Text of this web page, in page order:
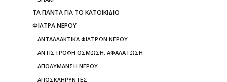
ΤΑ ΠΑΝΤΑ ΓΙΑ ΤΟ ΚΑΤΟΙΚΙΔΙΟ
ΦΙΛΤΡΑ ΝΕΡΟΥ
ΑΝΤΑΛΛΑΚΤΙΚΑ ΦΙΛΤΡΩΝ ΝΕΡΟΥ
ΑΝΤΙΣΤΡΟΦΗ ΟΣΜΩΣΗ, ΑΦΑΛΑΤΩΣΗ
ΑΠΟΛΥΜΑΝΣΗ ΝΕΡΟΥ
ΑΠΟΣΚΛΗΡΥΝΤΕΣ